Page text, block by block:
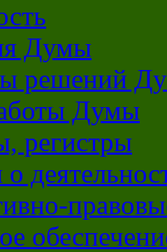
Думы
решений
Думы
регистры
о